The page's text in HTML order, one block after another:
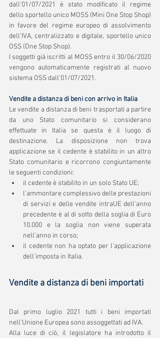
dall'01/07/2021 è stato modificato il regime
dello sportello unico MOSS (Mini One Stop Shop)
in favore del regime europeo di assolvimento
dell’IVA, centralizzato e digitale, sportello unico
OSS (One Stop Shop).
I soggetti già iscritti al MOSS entro il 30/06/2020
vengono automaticamente registrati al nuovo
sistema OSS dall'01/07/2021.
Vendite a distanza di beni con arrivo in Italia
Le vendite a distanza di beni trasportati a partire
da uno Stato comunitario si considerano
effettuate in Italia se questa è il luogo di
destinazione. La disposizione non trova
applicazione se il cedente è stabilito in un altro
Stato comunitario e ricorrono congiuntamente
le seguenti condizioni:
il cedente è stabilito in un solo Stato UE;
l'ammontare complessivo delle prestazioni
di servizi e delle vendite intraUE dell'anno
precedente è al di sotto della soglia di Euro
10.000 e la soglia non viene superata
nell'anno in corso;
il cedente non ha optato per l'applicazione
dell'imposta in Italia.
Vendite a distanza di beni importati
Dal primo luglio 2021 tutti i beni importati
nell'Unione Europea sono assoggettati ad IVA.
Alla luce di ciò, il legislatore ha introdotto il